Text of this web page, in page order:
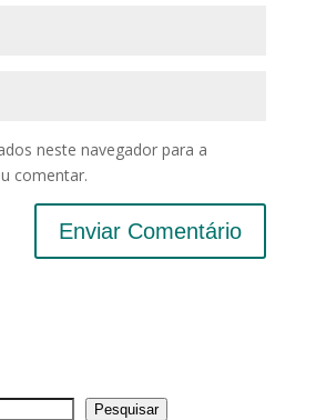
neste navegador para a
comentar.
Pesquisar